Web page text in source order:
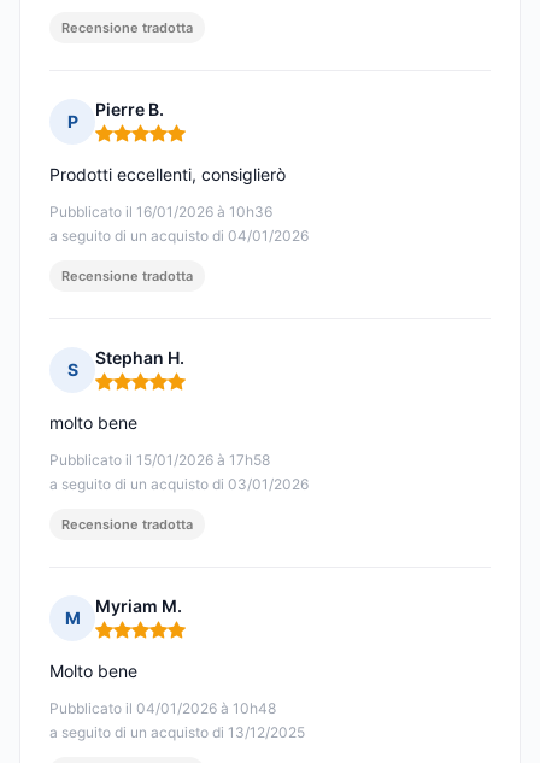
Recensione tradotta
P
Pierre B.
Nota: 5 su 5
Pubblicato il 16/01/2026 à 10h36
a seguito di un acquisto di 04/01/2026
Prodotti eccellenti, consiglierò
Recensione tradotta
S
Stephan H.
Nota: 5 su 5
Pubblicato il 15/01/2026 à 17h58
a seguito di un acquisto di 03/01/2026
molto bene
Recensione tradotta
M
Myriam M.
Nota: 5 su 5
Pubblicato il 04/01/2026 à 10h48
a seguito di un acquisto di 13/12/2025
Molto bene